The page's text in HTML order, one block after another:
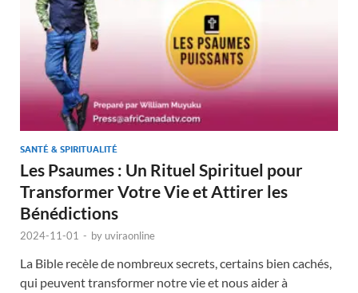
SANTÉ & SPIRITUALITÉ
Les Psaumes : Un Rituel Spirituel pour
Transformer Votre Vie et Attirer les
Bénédictions
2024-11-01 - byuviraonline
La Bible recèle de nombreux secrets, certains bien cachés,
qui peuvent transformer notre vie et nous aider à